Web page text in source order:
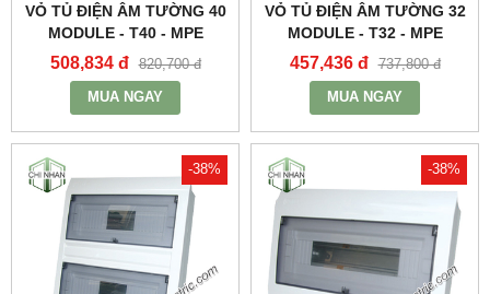
VỎ TỦ ĐIỆN ÂM TƯỜNG 40
MODULE - T40 - MPE
508,834 đ 820,700 đ
MUA NGAY
VỎ TỦ ĐIỆN ÂM TƯỜNG 32
MODULE - T32 - MPE
457,436 đ 737,800 đ
MUA NGAY
-38% -38%